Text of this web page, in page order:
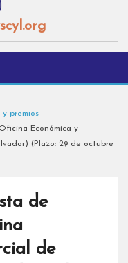
y premios
Económica y
(Plazo: 29 de octubre
de
de